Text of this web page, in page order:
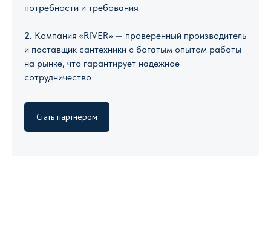
потребности и требования
2. Компания «RIVER» — проверенный производитель
и поставщик сантехники с богатым опытом работы
на рынке, что гарантирует надежное
сотрудничество
Стать партнёром